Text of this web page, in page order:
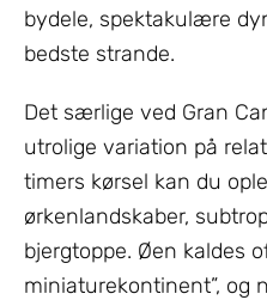
bydele, spektakulære
bedste strande.
Det særlige ved Gran
utrolige variation på
timers kørsel kan du
ørkenlandskaber,
bjergtoppe. Øen kaldes
miniaturekontinent”, og